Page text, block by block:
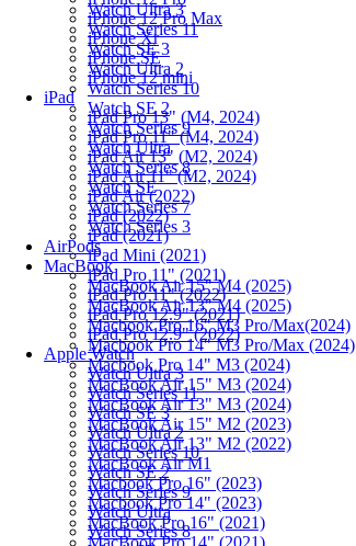
Watch Ultra 3
Watch Series 11
Watch SE 3
Watch Ultra 2
Watch Series 10
Watch SE 2
Watch Series 9
Watch Ultra
Watch Series 8
Watch SE
Watch Series 7
Watch Series 3
AirPods
MacBook
MacBook Air 15" M4 (2025)
MacBook Air 13" M4 (2025)
Macbook Pro 16" M3 Pro/Max(2024)
Macbook Pro 14" M3 Pro/Max (2024)
Macbook Pro 14" M3 (2024)
MacBook Air 15" M3 (2024)
MacBook Air 13" M3 (2024)
MacBook Air 15" M2 (2023)
MacBook Air 13" M2 (2022)
MacBook Air M1
Macbook Pro 16" (2023)
Macbook Pro 14" (2023)
MacBook Pro 16" (2021)
MacBook Pro 14" (2021)
iPhone 12 Pro Max
iPhone Xr
iPhone SE
iPhone 12 mini
iPad
iPad Pro 13" (M4, 2024)
iPad Pro 11" (M4, 2024)
iPad Air 13" (M2, 2024)
iPad Air 11" (M2, 2024)
iPad Air (2022)
iPad (2022)
iPad (2021)
iPad Mini (2021)
iPad Pro 11" (2021)
iPad Pro 11" (2022)
iPad Pro 12.9" (2021)
iPad Pro 12.9" (2022)
Apple Watch
Watch Ultra 3
Watch Series 11
Watch SE 3
Watch Ultra 2
Watch Series 10
Watch SE 2
Watch Series 9
Watch Ultra
Watch Series 8